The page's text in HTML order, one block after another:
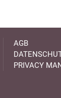
AGB
PRIVACY